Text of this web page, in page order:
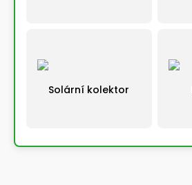
Solární kolektor